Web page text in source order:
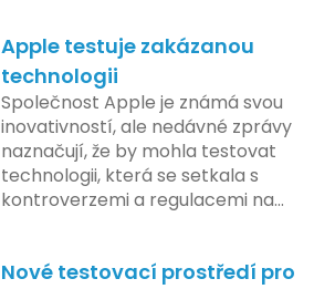
by se podnikatelé měli vyvarovat.
Apple testuje zakázanou
technologii
Společnost Apple je známá svou
inovativností, ale nedávné zprávy
naznačují, že by mohla testovat
technologii, která se setkala s
kontroverzemi a regulacemi na
implementace funkce, která by
Nové testovací prostředí pro